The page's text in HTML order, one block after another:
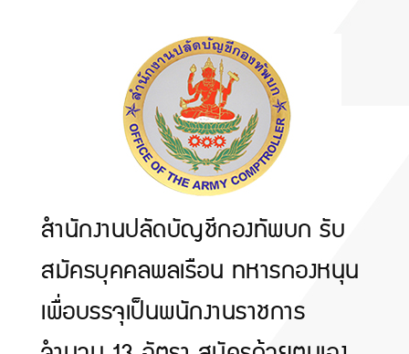
สำนักงานปลัดบัญชีกองทัพบก รับ
สมัครบุคคลพลเรือน ทหารกองหนุน
เพื่อบรรจุเป็นพนักงานราชการ